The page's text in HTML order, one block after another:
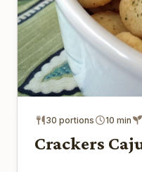
30 portions 10 min
Crackers